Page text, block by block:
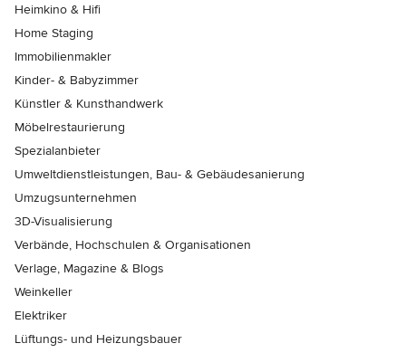
Heimkino & Hifi
Home Staging
Immobilienmakler
Kinder- & Babyzimmer
Künstler & Kunsthandwerk
Möbelrestaurierung
Spezialanbieter
Umweltdienstleistungen, Bau- & Gebäudesanierung
Umzugsunternehmen
3D-Visualisierung
Verbände, Hochschulen & Organisationen
Verlage, Magazine & Blogs
Weinkeller
Elektriker
Lüftungs- und Heizungsbauer